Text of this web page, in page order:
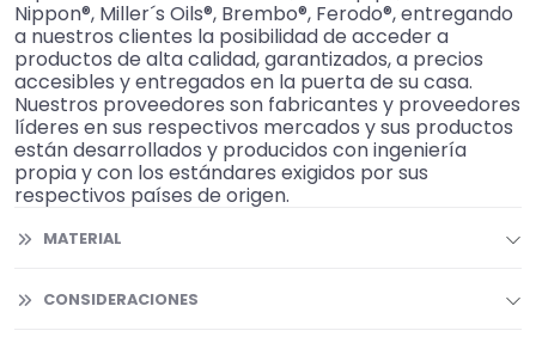
Nippon®, Miller´s Oils®, Brembo®, Ferodo®, entregando
a nuestros clientes la posibilidad de acceder a
productos de alta calidad, garantizados, a precios
accesibles y entregados en la puerta de su casa.
Nuestros proveedores son fabricantes y proveedores
líderes en sus respectivos mercados y sus productos
están desarrollados y producidos con ingeniería
propia y con los estándares exigidos por sus
respectivos países de origen.
MATERIAL
CONSIDERACIONES